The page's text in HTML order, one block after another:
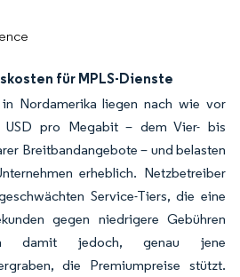
für MPLS-Dienste
Nordamerika liegen nach wie vor
USD pro Megabit – dem Vier- bis
Breitbandangebote – und belasten
erheblich. Netzbetreiber
Service-Tiers, die eine
gegen niedrigere Gebühren
damit jedoch, genau jene
die Premiumpreise stützt.